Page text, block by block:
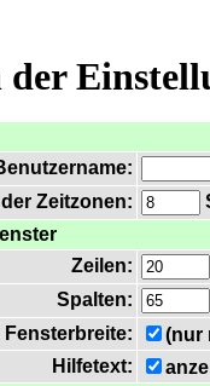
Zeitzonen:
Zeilen:
Spalten:
Fensterbreite:
(nur
Hilfetext: